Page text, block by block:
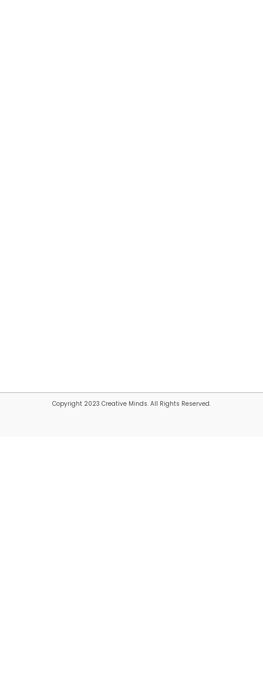
Copyright 2023 Creative Minds. All Rights Reserved.